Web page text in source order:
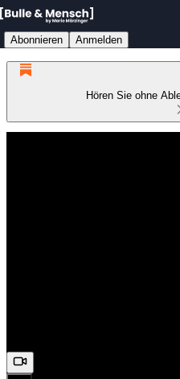
Abonnieren Anmelden
Hören Sie ohne